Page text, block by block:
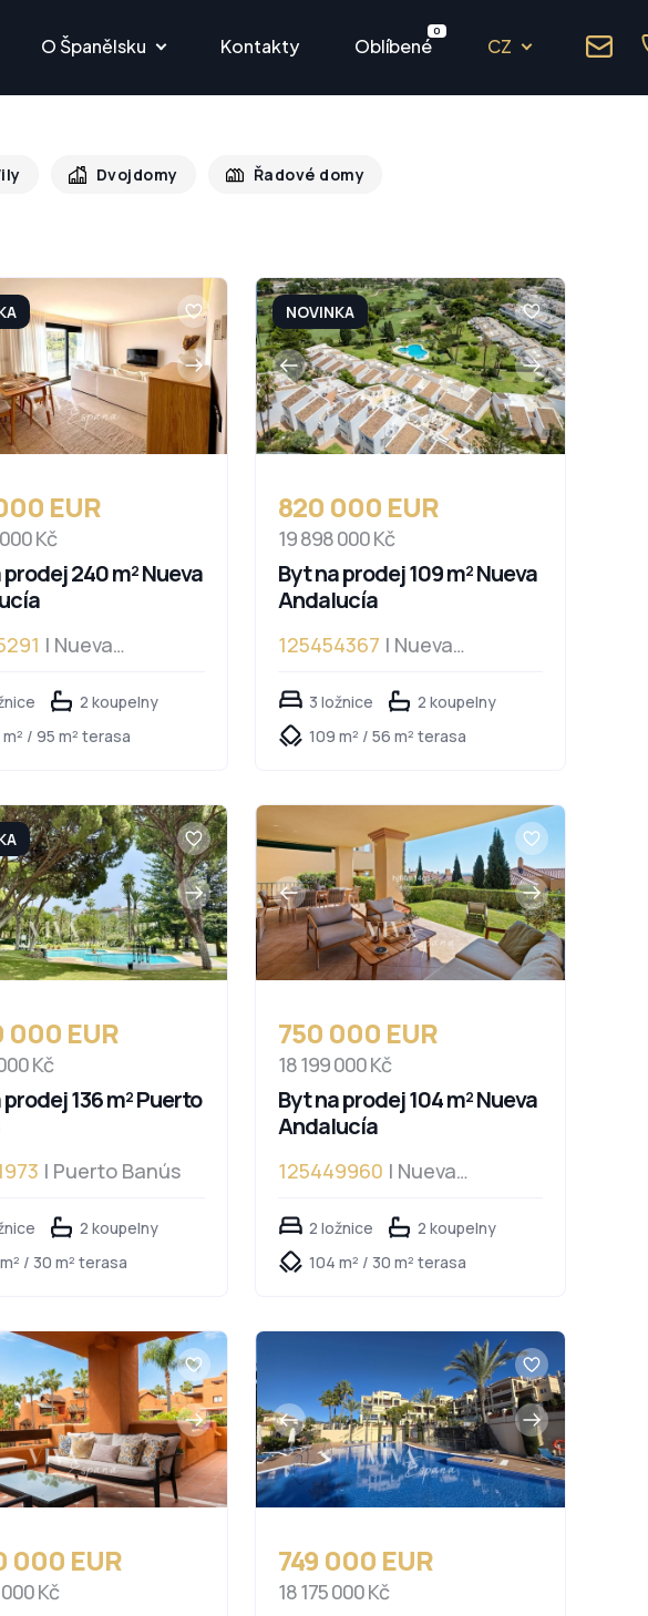
O Španělsku Kontakty Oblíbené
0
CZ
Dvojdomy Řadové domy
EUR
Kč
240 m² Nueva
| Nueva
2 koupelny
/ 95 m² terasa
NOVINKA
820 000 EUR
19 898 000 Kč
Byt na prodej 109 m² Nueva
Andalucía
125454367 | Nueva
3 ložnice
2 koupelny
109 m² / 56 m² terasa
000 EUR
Kč
136 m² Puerto
| Puerto Banús
2 koupelny
/ 30 m² terasa
750 000 EUR
18 199 000 Kč
Byt na prodej 104 m² Nueva
Andalucía
125449960 | Nueva
2 ložnice
2 koupelny
104 m² / 30 m² terasa
000 EUR
Kč
749 000 EUR
18 175 000 Kč